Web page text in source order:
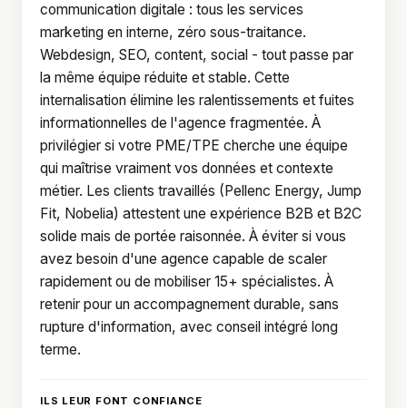
communication digitale : tous les services
marketing en interne, zéro sous-traitance.
Webdesign, SEO, content, social - tout passe par
la même équipe réduite et stable. Cette
internalisation élimine les ralentissements et fuites
informationnelles de l'agence fragmentée. À
privilégier si votre PME/TPE cherche une équipe
qui maîtrise vraiment vos données et contexte
métier. Les clients travaillés (Pellenc Energy, Jump
Fit, Nobelia) attestent une expérience B2B et B2C
solide mais de portée raisonnée. À éviter si vous
avez besoin d'une agence capable de scaler
rapidement ou de mobiliser 15+ spécialistes. À
retenir pour un accompagnement durable, sans
rupture d'information, avec conseil intégré long
terme.
ILS LEUR FONT CONFIANCE